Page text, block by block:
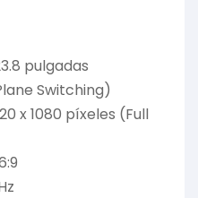
pulgadas
Switching)
x 1080 píxeles (Full